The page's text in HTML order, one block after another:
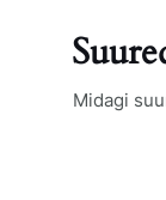
Midagi